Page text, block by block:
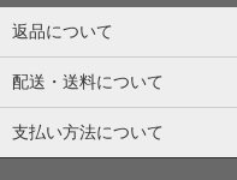
返品について
配送・送料について
支払い方法について